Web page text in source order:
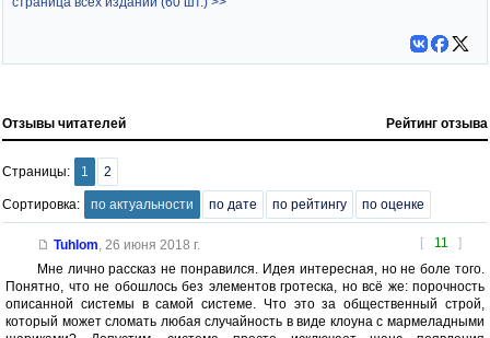
Отзывы читателей Рейтинг отзыва
Страницы: 1 2
Сортировка: по актуальности по дате по рейтингу по оценке
[ 11 ]
Tuhlom, 26 июня 2018 г.
Мне лично рассказ не понравился. Идея интересная, но не боле того.
Понятно, что не обошлось без элементов гротеска, но всё же: порочность
описанной системы в самой системе. Что это за общественный строй,
который может сломать любая случайность в виде клоуна с мармеладными